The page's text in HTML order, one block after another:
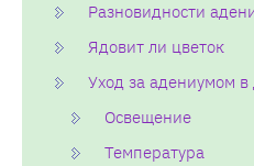
Разновидности
Ядовит ли цветок
Уход за адениумом
Освещение
Температура